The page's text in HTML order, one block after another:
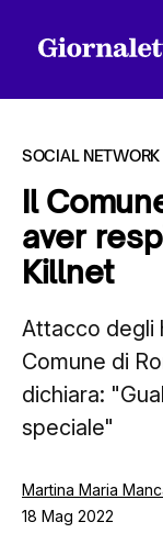
Tutti gli
Chi siamo
Contatti
SOCIAL NETWORK
Il
aver
Killnet
Attacco degli
Comune di
dichiara:
speciale"
Martina Maria
18 Mag 2022